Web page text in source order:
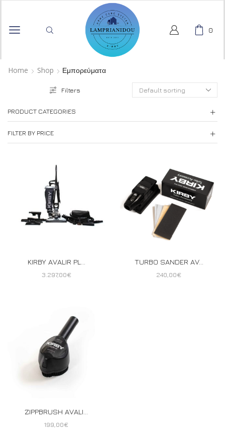
0
Home Shop Εμπορεύματα
Filters
PRODUCT CATEGORIES
FILTER BY PRICE
KIRBY AVALIR PL...
3.297,00€
TURBO SANDER AV...
240,00€
ZIPPBRUSH AVALI...
199,00€